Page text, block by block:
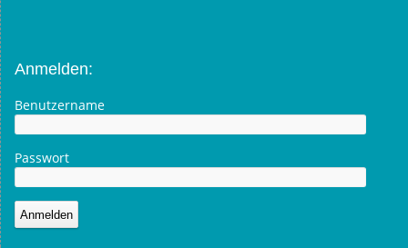
Anmelden:
Benutzername
Passwort